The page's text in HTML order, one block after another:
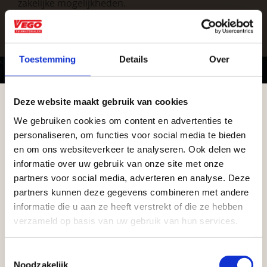
Toestemming Details Over
Deze website maakt gebruik van cookies
We gebruiken cookies om content en advertenties te
personaliseren, om functies voor social media te bieden
en om ons websiteverkeer te analyseren. Ook delen we
informatie over uw gebruik van onze site met onze
partners voor social media, adverteren en analyse. Deze
partners kunnen deze gegevens combineren met andere
informatie die u aan ze heeft verstrekt of die ze hebben
verzameld op basis van uw gebruik van hun services.
Noodzakelijk
zakelijke mogelijkheden
Vrijblijvend advies?
Geen probleem, wij hebben alles voor uw
tuin en onze medewerkers adviseren je
graag!
Aangepaste openingstijden tijdens de
vakantieperiode
Waardenburg en Vego Dordrecht hanteren tijdens
de vakantieperiode aangepaste openingstijden op
zaterdag. Bekijk de vestigingspagina voor de
actuele openingstijden.